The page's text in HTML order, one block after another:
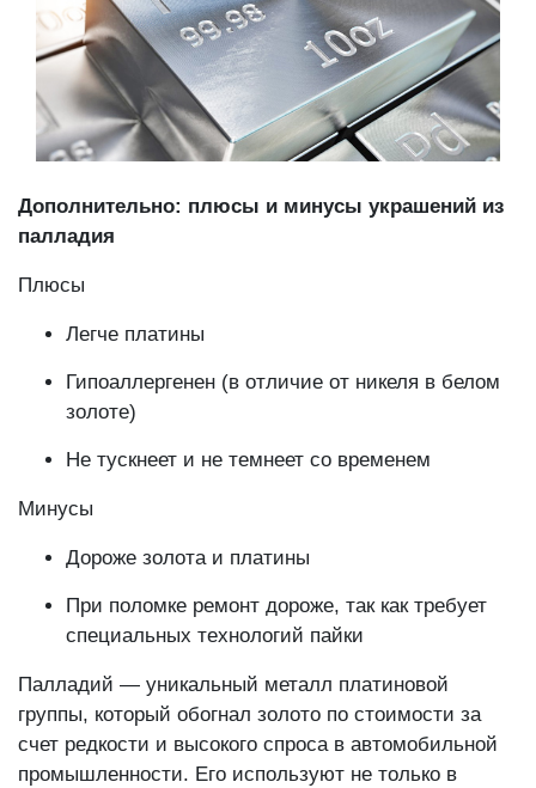
Дополнительно: плюсы и минусы украшений из
палладия
Плюсы
Легче платины
Гипоаллергенен (в отличие от никеля в белом
золоте)
Не тускнеет и не темнеет со временем
Минусы
Дороже золота и платины
При поломке ремонт дороже, так как требует
специальных технологий пайки
Палладий — уникальный металл платиновой
группы, который обогнал золото по стоимости за
счет редкости и высокого спроса в автомобильной
промышленности. Его используют не только в